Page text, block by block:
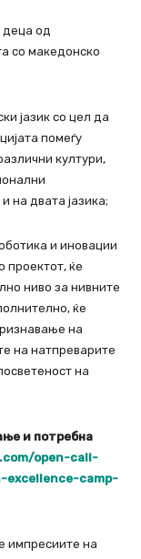
деца од
со македонско
јазик со цел да
помеѓу
култури,
на двата јазика;
и иновации
проектот, ќе
ниво за нивните
ќе
на
на натпреварите
на
и потребна
open-call-
camp-
импресиите на